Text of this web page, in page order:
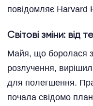
повідомляє Harvard
Світові зміни: від
Майя, що боролася з
розлучення,
для полегшення.
почала свідомо